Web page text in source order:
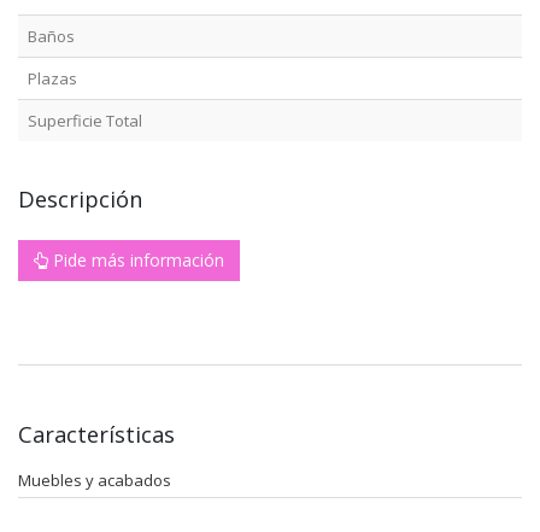
Baños
Plazas
Superficie Total
Descripción
Pide más información
Características
Muebles y acabados